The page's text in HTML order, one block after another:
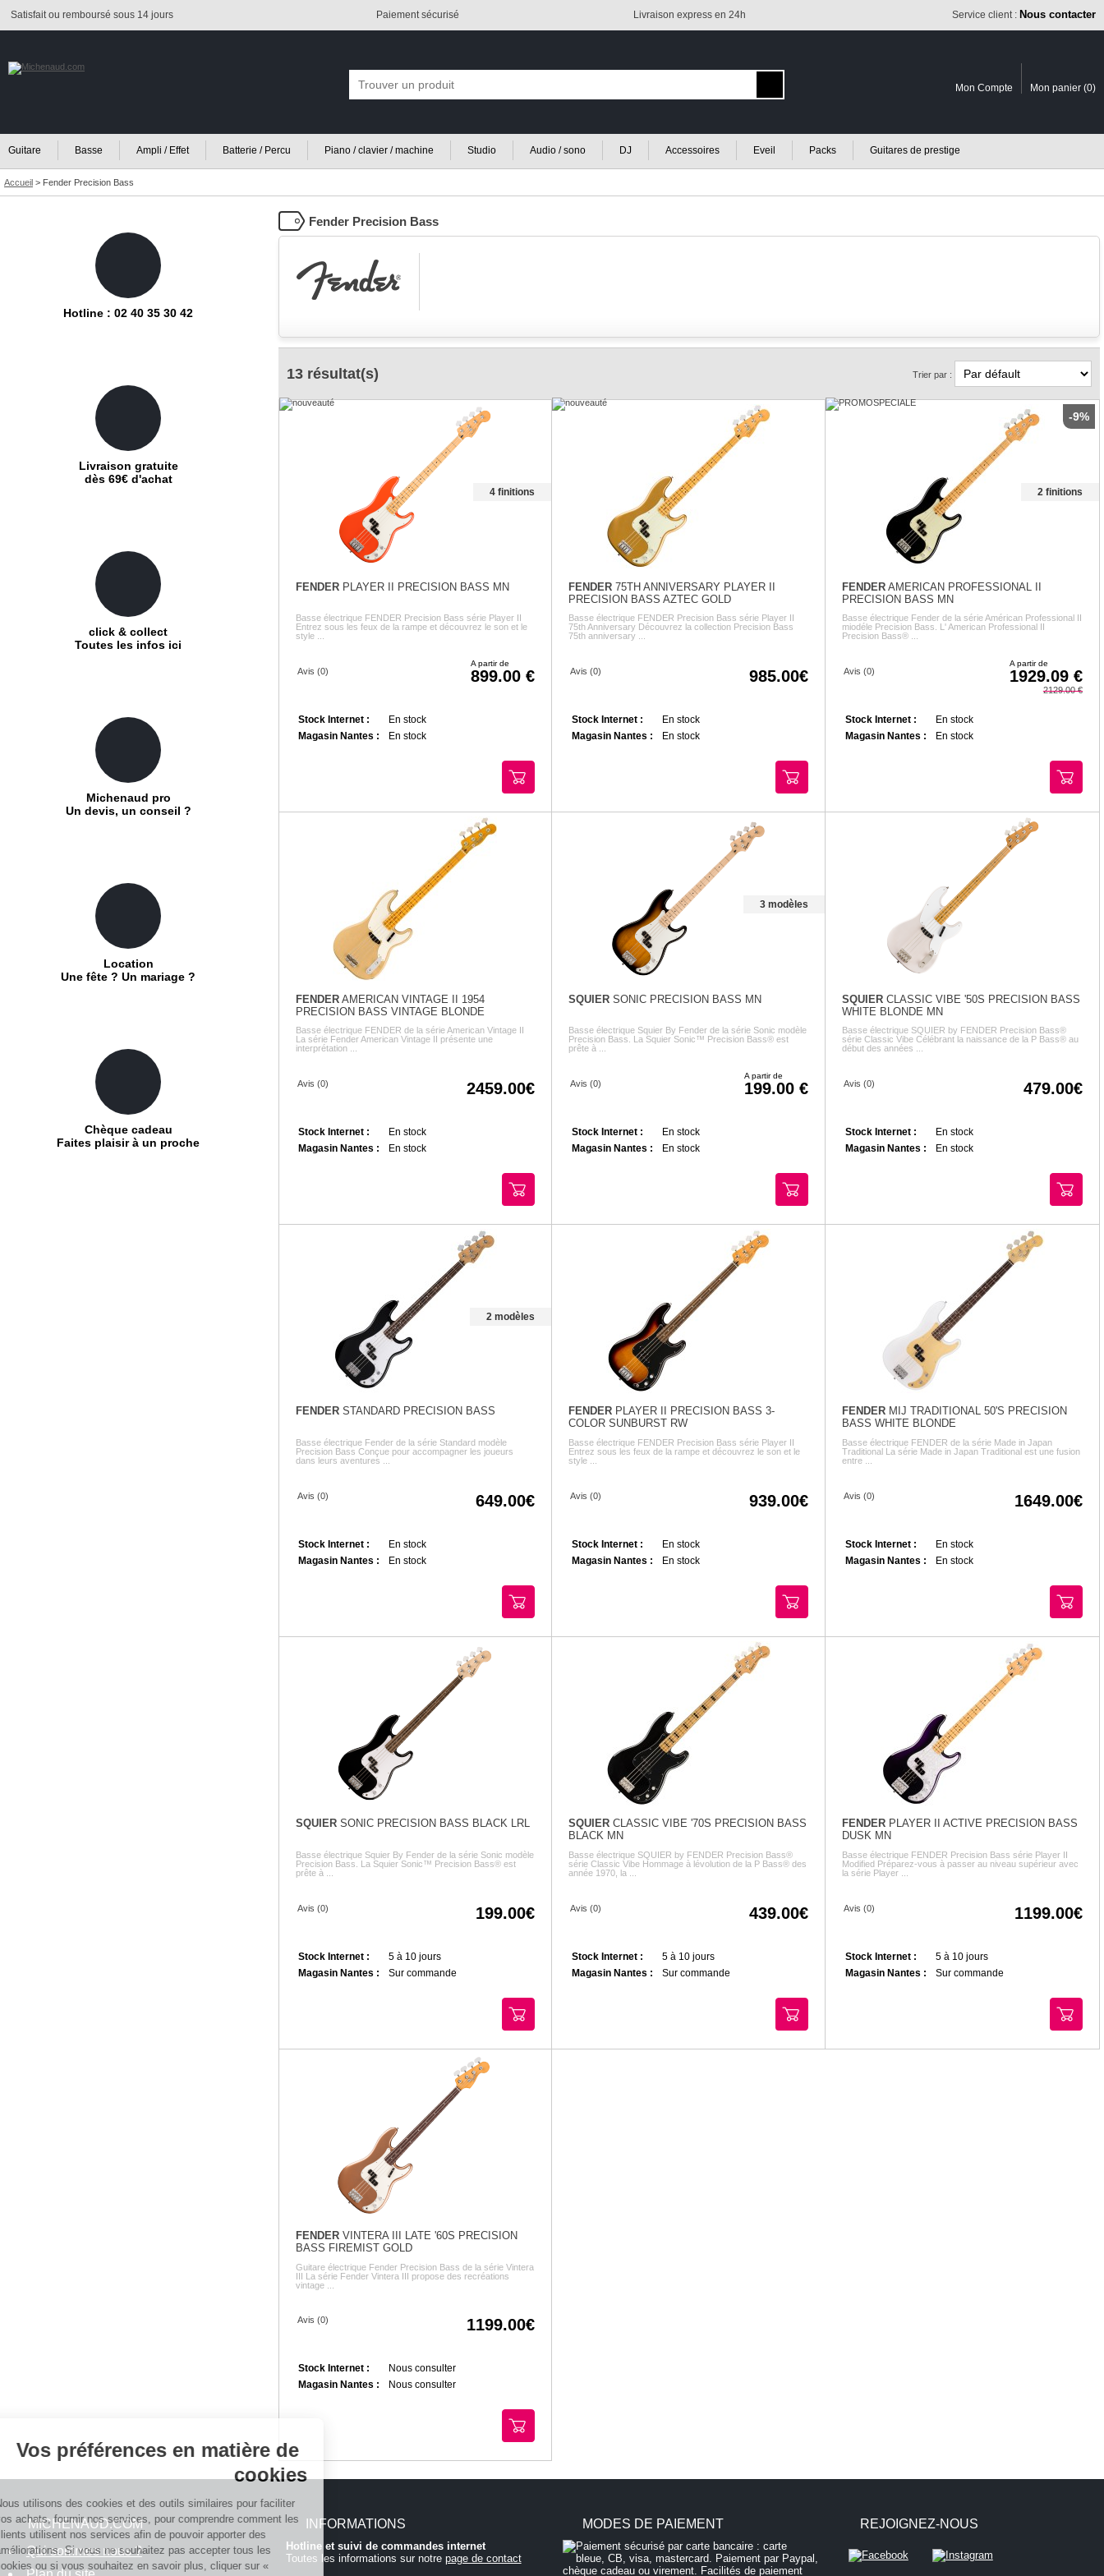
Vos préférences en matière de
cookies
Nous utilisons des cookies et des outils similaires pour faciliter
vos achats, fournir nos services, pour comprendre comment les
clients utilisent nos services afin de pouvoir apporter des
améliorations. Si vous ne souhaitez pas accepter tous les
cookies ou si vous souhaitez en savoir plus, cliquer sur «
Satisfait ou remboursé sous 14 jours Paiement sécurisé Livraison express en 24h Service client : Nous contacter
Mon Compte Mon panier (0)
Guitare Basse Ampli / Effet Batterie / Percu Piano / clavier / machine Studio Audio / sono DJ Accessoires Eveil Packs Guitares de prestige
Accueil > Fender Precision Bass
Fender Precision Bass
13 résultat(s) Trier par :
4 finitions
FENDERPLAYER II PRECISION BASS MN
Basse électrique FENDER Precision Bass série Player II
Entrez sous les feux de la rampe et découvrez le son et le
style ...
Avis (0)
A partir de
899.00
Stock Internet :
En stock
Magasin Nantes :
En stock
FENDER75TH ANNIVERSARY PLAYER II
PRECISION BASS AZTEC GOLD
Basse électrique FENDER Precision Bass série Player II
75th Anniversary Découvrez la collection Precision Bass
75th anniversary ...
Avis (0) 985.00
Stock Internet :
En stock
Magasin Nantes :
En stock
-9%
2 finitions
FENDER AMERICAN PROFESSIONAL II
PRECISION BASS MN
Basse électrique Fender de la série Américan Professional II
miodéle Precision Bass. L' American Professional II
Precision Bass® ...
Avis (0)
A partir de
1929.09
2129.00
Stock Internet :
En stock
Magasin Nantes :
En stock
FENDERAMERICAN VINTAGE II 1954
PRECISION BASS VINTAGE BLONDE
Basse électrique FENDER de la série American Vintage II
La série Fender American Vintage II présente une
interprétation ...
Avis (0) 2459.00
Stock Internet :
En stock
Magasin Nantes :
En stock
3 modèles
SQUIERSONIC PRECISION BASS MN
Basse électrique Squier By Fender de la série Sonic modèle
Precision Bass. La Squier Sonic™ Precision Bass® est
prête à ...
Avis (0)
A partir de
199.00
Stock Internet :
En stock
Magasin Nantes :
En stock
SQUIER CLASSIC VIBE '50S PRECISION BASS
WHITE BLONDE MN
Basse électrique SQUIER by FENDER Precision Bass®
série Classic Vibe Célébrant la naissance de la P Bass® au
début des années ...
Avis (0) 479.00
Stock Internet :
En stock
Magasin Nantes :
En stock
2 modèles
FENDERSTANDARD PRECISION BASS
Basse électrique Fender de la série Standard modèle
Precision Bass Conçue pour accompagner les joueurs
dans leurs aventures ...
Avis (0) 649.00
Stock Internet :
En stock
Magasin Nantes :
En stock
FENDERPLAYER II PRECISION BASS 3-
COLOR SUNBURST RW
Basse électrique FENDER Precision Bass série Player II
Entrez sous les feux de la rampe et découvrez le son et le
style ...
Avis (0) 939.00
Stock Internet :
En stock
Magasin Nantes :
En stock
FENDER MIJ TRADITIONAL 50'S PRECISION
BASS WHITE BLONDE
Basse électrique FENDER de la série Made in Japan
Traditional La série Made in Japan Traditional est une fusion
entre ...
Avis (0) 1649.00
Stock Internet :
En stock
Magasin Nantes :
En stock
SQUIERSONIC PRECISION BASS BLACK LRL
Basse électrique Squier By Fender de la série Sonic modèle
Precision Bass. La Squier Sonic™ Precision Bass® est
prête à ...
Avis (0) 199.00
Stock Internet :
5 à 10 jours
Magasin Nantes :
Sur commande
SQUIERCLASSIC VIBE '70S PRECISION BASS
BLACK MN
Basse électrique SQUIER by FENDER Precision Bass®
série Classic Vibe Hommage à lévolution de la P Bass® des
année 1970, la ...
Avis (0) 439.00
Stock Internet :
5 à 10 jours
Magasin Nantes :
Sur commande
FENDER PLAYER II ACTIVE PRECISION BASS
DUSK MN
Basse électrique FENDER Precision Bass série Player II
Modified Préparez-vous à passer au niveau supérieur avec
la série Player ...
Avis (0) 1199.00
Stock Internet :
5 à 10 jours
Magasin Nantes :
Sur commande
FENDERVINTERA III LATE '60S PRECISION
BASS FIREMIST GOLD
Guitare électrique Fender Precision Bass de la série Vintera
III La série Fender Vintera III propose des recréations
vintage ...
Avis (0) 1199.00
Stock Internet :
Nous consulter
Magasin Nantes :
Nous consulter
Hotline : 02 40 35 30 42
Livraison gratuite
dès 69€ d'achat
click & collect
Toutes les infos ici
Michenaud pro
Un devis, un conseil ?
Location
Une fête ? Un mariage ?
Chèque cadeau
Faites plaisir à un proche
MICHENAUD.COM
Qui sommes nous ?
INFORMATIONS
Hotline et suivi de commandes internet
Toutes les informations sur notre page de contact
MODES DE PAIEMENT REJOIGNEZ-NOUS